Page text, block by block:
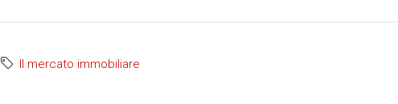
Il mercato immobiliare